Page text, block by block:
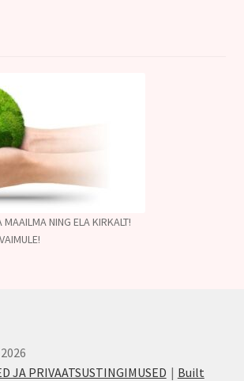
JA MAAILMA NING ELA KIRKALT!
JA PRIVAATSUSTINGIMUSED
Built